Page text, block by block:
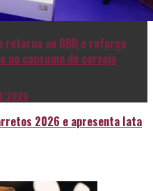
retorna ao BBB e reforça
no consumo de cerveja
2026
2026 e apresenta lata